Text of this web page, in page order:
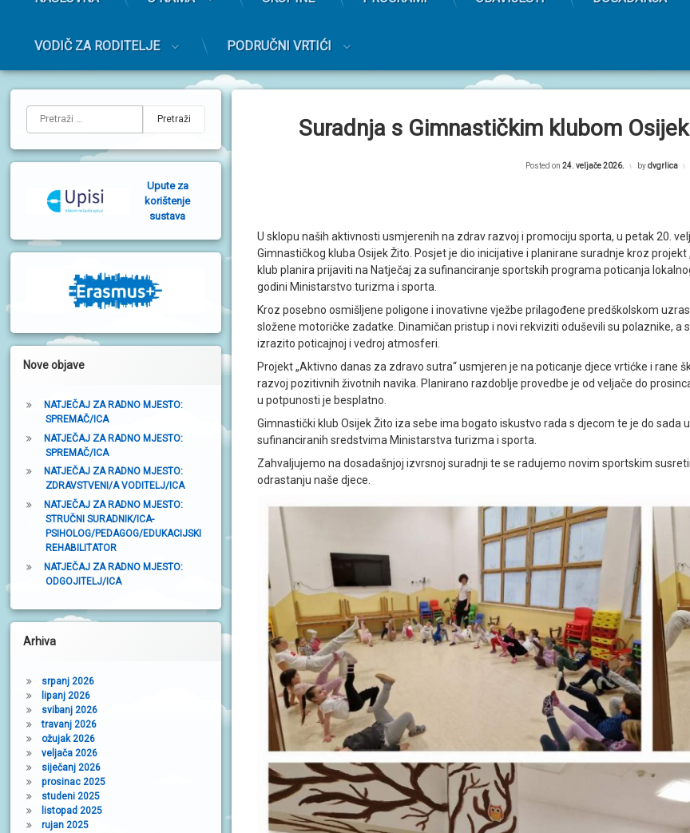
Preskoči
na
sadržaj
m
r
i
VODIČ ZA RODITELJE PODRUČNI VRTIĆI
Suradnja s Gimnastičkim klubom
Posted on 24. veljače 2026. bydvgrlica
U sklopu naših aktivnosti usmjerenih na zdrav razvoj i promociju sporta, u petak 20.
Gimnastičkog kluba Osijek Žito. Posjet je dio inicijative i planirane suradnje kroz
klub planira prijaviti na Natječaj za sufinanciranje sportskih programa poticanja
godini Ministarstvo turizma i sporta.
Kroz posebno osmišljene poligone i inovativne vježbe prilagođene predškolskom
složene motoričke zadatke. Dinamičan pristup i novi rekviziti oduševili su polaznike, a
izrazito poticajnoj i vedroj atmosferi.
Projekt „Aktivno danas za zdravo sutra“ usmjeren je na poticanje djece vrtićke i rane
razvoj pozitivnih životnih navika. Planirano razdoblje provedbe je od veljače do
u potpunosti je besplatno.
Gimnastički klub Osijek Žito iza sebe ima bogato iskustvo rada s djecom te je do sada
sufinanciranih sredstvima Ministarstva turizma i sporta.
Zahvaljujemo na dosadašnjoj izvrsnoj suradnji te se radujemo novim sportskim
odrastanju naše djece.
j
b
a
Upute za
korištenje
sustava
Nove objave
NATJEČAJ ZA RADNO MJESTO:
SPREMAČ/ICA
NATJEČAJ ZA RADNO MJESTO:
SPREMAČ/ICA
NATJEČAJ ZA RADNO MJESTO:
ZDRAVSTVENI/A VODITELJ/ICA
NATJEČAJ ZA RADNO MJESTO:
STRUČNI SURADNIK/ICA-
PSIHOLOG/PEDAGOG/EDUKACIJSKI
REHABILITATOR
NATJEČAJ ZA RADNO MJESTO:
ODGOJITELJ/ICA
Arhiva
srpanj 2026
lipanj 2026
svibanj 2026
travanj 2026
ožujak 2026
veljača 2026
siječanj 2026
prosinac 2025
studeni 2025
listopad 2025
rujan 2025